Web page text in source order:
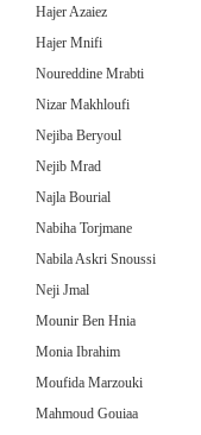
Hajer Azaiez
Hajer Mnifi
Noureddine Mrabti
Nizar Makhloufi
Nejiba Beryoul
Nejib Mrad
Najla Bourial
Nabiha Torjmane
Nabila Askri Snoussi
Neji Jmal
Mounir Ben Hnia
Monia Ibrahim
Moufida Marzouki
Mahmoud Gouiaa